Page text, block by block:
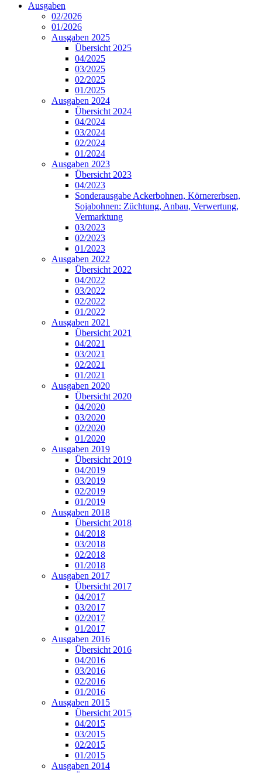
Ausgaben
02/2026
01/2026
Ausgaben 2025
Übersicht 2025
04/2025
03/2025
02/2025
01/2025
Ausgaben 2024
Übersicht 2024
04/2024
03/2024
02/2024
01/2024
Ausgaben 2023
Übersicht 2023
04/2023
Sonderausgabe Ackerbohnen, Körnererbsen,
Sojabohnen: Züchtung, Anbau, Verwertung,
Vermarktung
03/2023
02/2023
01/2023
Ausgaben 2022
Übersicht 2022
04/2022
03/2022
02/2022
01/2022
Ausgaben 2021
Übersicht 2021
04/2021
03/2021
02/2021
01/2021
Ausgaben 2020
Übersicht 2020
04/2020
03/2020
02/2020
01/2020
Ausgaben 2019
Übersicht 2019
04/2019
03/2019
02/2019
01/2019
Ausgaben 2018
Übersicht 2018
04/2018
03/2018
02/2018
01/2018
Ausgaben 2017
Übersicht 2017
04/2017
03/2017
02/2017
01/2017
Ausgaben 2016
Übersicht 2016
04/2016
03/2016
02/2016
01/2016
Ausgaben 2015
Übersicht 2015
04/2015
03/2015
02/2015
01/2015
Ausgaben 2014